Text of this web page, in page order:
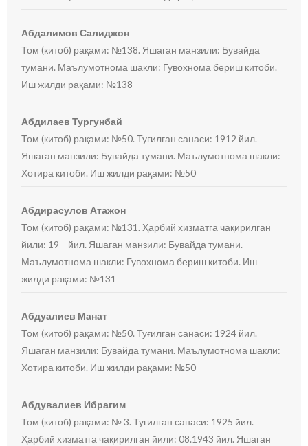
Абдалимов Салиджон
Том (китоб) рақами: №138. Яшаган манзили: Бувайда
тумани. Маълумотнома шакли: Гувохнома бериш китоби.
Иш жилди рақами: №138
Абдилаев Тургунбай
Том (китоб) рақами: №50. Туғилган санаси: 1912 йил.
Яшаган манзили: Бувайда тумани. Маълумотнома шакли:
Хотира китоби. Иш жилди рақами: №50
Абдирасулов Атажон
Том (китоб) рақами: №131. Ҳарбий хизматга чақирилган
йили: 19-- йил. Яшаган манзили: Бувайда тумани.
Маълумотнома шакли: Гувохнома бериш китоби. Иш
жилди рақами: №131
Абдуалиев Манат
Том (китоб) рақами: №50. Туғилган санаси: 1924 йил.
Яшаган манзили: Бувайда тумани. Маълумотнома шакли:
Хотира китоби. Иш жилди рақами: №50
Абдувалиев Ибрагим
Том (китоб) рақами: № 3. Туғилган санаси: 1925 йил.
Ҳарбий хизматга чақирилган йили: 08.1943 йил. Яшаган